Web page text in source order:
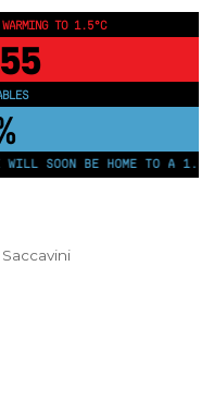
TO 1.5°C
54
SOON BE HOME TO A